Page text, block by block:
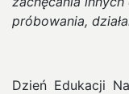
próbowania,
Dzień Edukacji